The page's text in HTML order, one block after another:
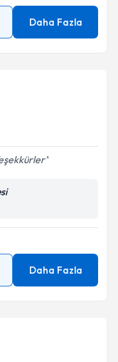
Daha Fazla
Daha Fazla